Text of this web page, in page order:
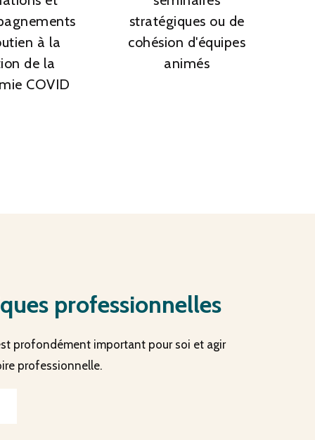
à la
de la
COVID
stratégiques ou de
cohésion d'équipes
animés
professionnelles
profondément important pour soi et agir
professionnelle.